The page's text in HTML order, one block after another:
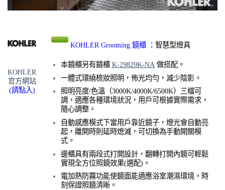
KOHLER
官方網站
(請點入)
KOHLER Grooming 鏡櫃 ：智慧型燈具
本鏡櫃另有鏡櫃 K-29829K-NA 做搭配。
一體式環繞梳妝照明，佈光均勻，減少陰影。
照明亮度/色溫（3000K/4000K/6500K）三檔可
調，適應各種環境狀況，用戶可根據實際需求，
隨心調整。
自動感應模式下當用戶靠近鏡子，燈光會自動亮
起，離開時則延時熄滅，可切換為手動開關模
式。
邊櫃具有兩段式打開設計，翻轉打開內鏡可輕鬆
實現全方位照鏡效果(選配)。
電加熱防霧功能使鏡面能適應浴室潮濕環境，時
刻保證照鏡清晰。